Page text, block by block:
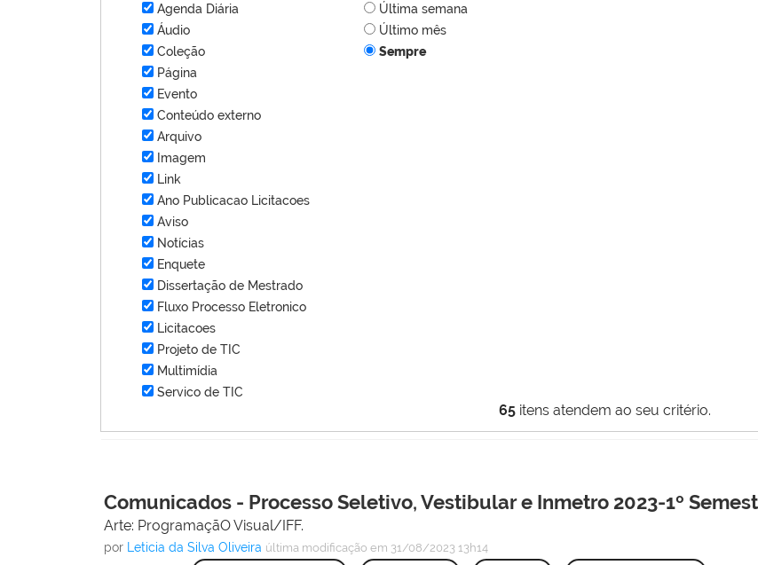
65itens atendem ao seu critério.
Agenda Diária
Áudio
Coleção
Página
Evento
Conteúdo externo
Arquivo
Imagem
Link
Ano Publicacao Licitacoes
Aviso
Notícias
Enquete
Dissertação de Mestrado
Fluxo Processo Eletronico
Licitacoes
Projeto de TIC
Multimídia
Servico de TIC
Última semana
Último mês
Sempre
Comunicados - Processo Seletivo, Vestibular e Inmetro 2023-1º
Arte: ProgramaçãO Visual/IFF.
por Leticia da Silva Oliveira última modificação em 31/08/2023 13h14